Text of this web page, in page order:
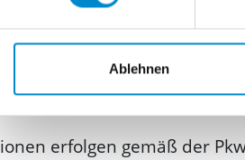
Ablehnen
kombiniert): g/km
erfolgen gemäß der